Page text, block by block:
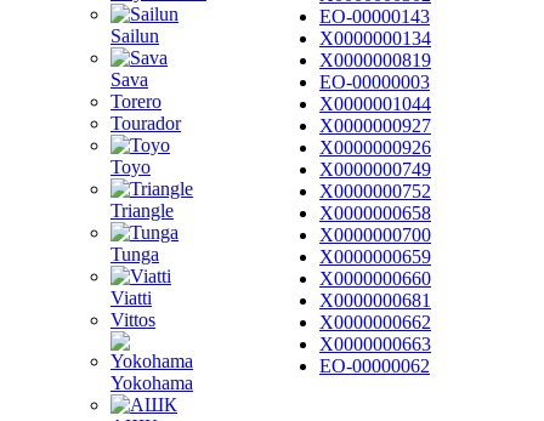
Sailun
Sava
Torero
Tourador
Toyo
Triangle
Tunga
Viatti
Vittos
Yokohama
ЕО-00000143
Х0000000134
Х0000000819
ЕО-00000003
Х0000001044
Х0000000927
Х0000000926
Х0000000749
Х0000000752
Х0000000658
Х0000000700
Х0000000659
Х0000000660
Х0000000681
Х0000000662
Х0000000663
ЕО-00000062